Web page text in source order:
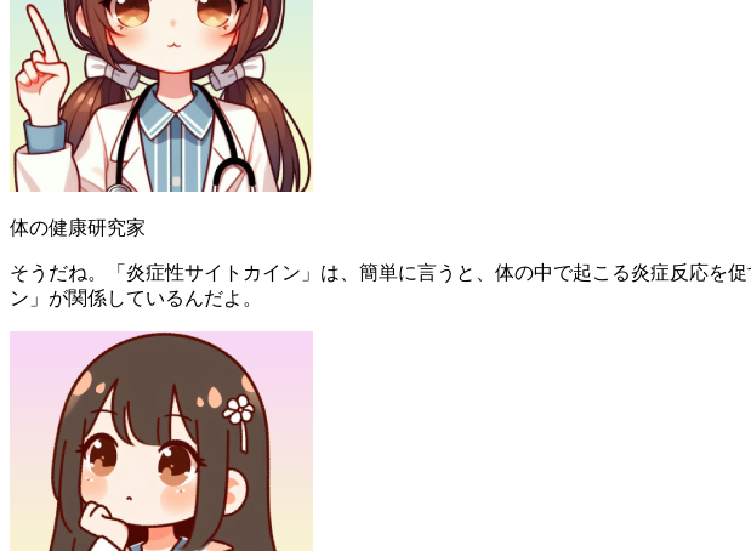
体の健康研究家
そうだね。「炎症性サイトカイン」は、簡単に言うと、体の中で起こる炎症反応を
ン」が関係しているんだよ。